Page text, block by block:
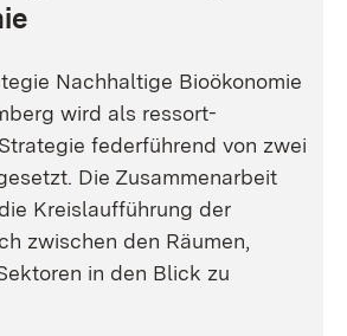
Nachhaltige Bioökonomie
wird als ressort-
federführend von zwei
Die Zusammenarbeit
Kreislaufführung der
zwischen den Räumen,
in den Blick zu